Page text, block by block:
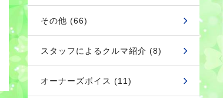
その他 (66)
スタッフによるクルマ紹介 (8)
オーナーズボイス (11)